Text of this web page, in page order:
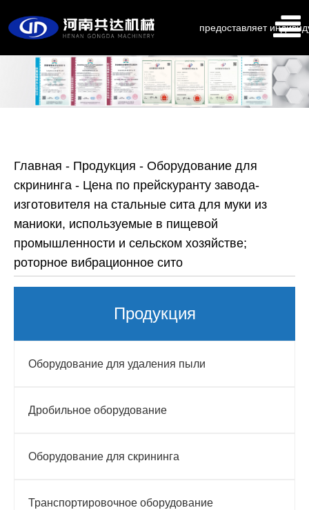
предоставляет
Главная - Продукция - Оборудование для
скрининга - Цена по прейскуранту завода-
изготовителя на стальные сита для муки из
маниоки, используемые в пищевой
промышленности и сельском хозяйстве;
роторное вибрационное сито
Продукция
Оборудование для удаления пыли
Дробильное оборудование
Оборудование для скрининга
Транспортировочное оборудование